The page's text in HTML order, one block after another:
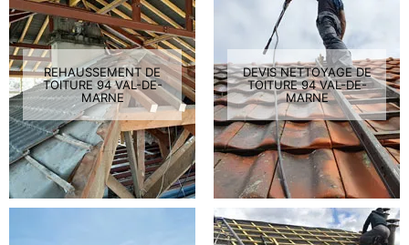
REHAUSSEMENT DE
TOITURE 94 VAL-DE-
MARNE
DEVIS NETTOYAGE DE
TOITURE 94 VAL-DE-
MARNE